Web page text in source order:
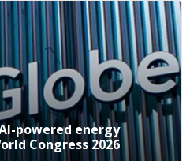
powered energy
Congress 2026